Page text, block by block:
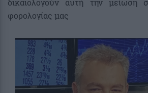
φορολογίας μας